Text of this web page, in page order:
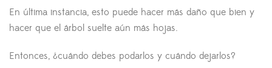
En última instancia, esto puede hacer más daño que bien y
hacer que el árbol suelte aún más hojas.
Entonces, ¿cuándo debes podarlos y cuándo dejarlos?